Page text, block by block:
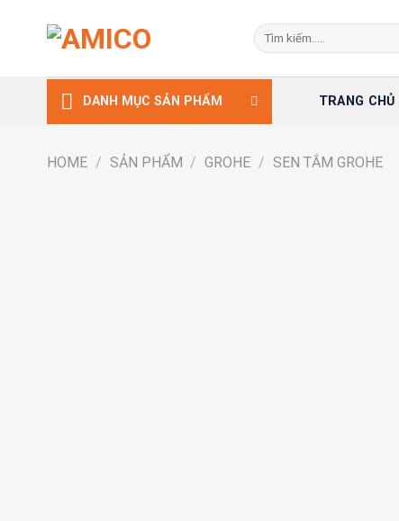
Search
for:
DANH MỤC SẢN PHẨM TRANG CHỦ
HOME / SẢN PHẨM / GROHE / SEN TẮM GROHE